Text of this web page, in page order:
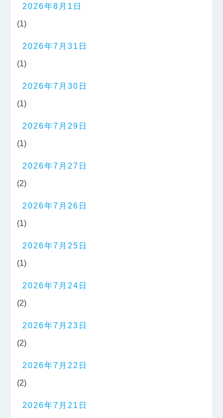
2026年8月1日
(1)
2026年7月31日
(1)
2026年7月30日
(1)
2026年7月29日
(1)
2026年7月27日
(2)
2026年7月26日
(1)
2026年7月25日
(1)
2026年7月24日
(2)
2026年7月23日
(2)
2026年7月22日
(2)
2026年7月21日